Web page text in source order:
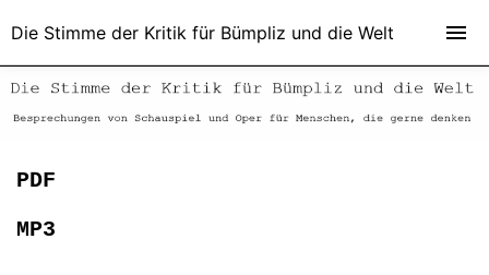
PDF
MP3
Die Stimme der Kritik für Bümpliz und die Welt